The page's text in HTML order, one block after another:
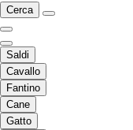
Cerca
Saldi
Cavallo
Fantino
Cane
Gatto